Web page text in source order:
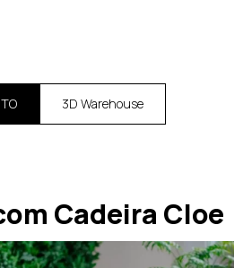
3D Warehouse
Cadeira Cloe